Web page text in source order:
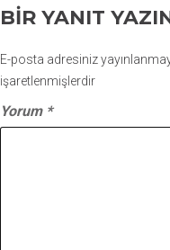
BIR YANIT
E-posta adresiniz
işaretlenmişlerdir
Yorum *